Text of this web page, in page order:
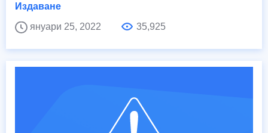
Издаване
януари 25, 2022
35,925